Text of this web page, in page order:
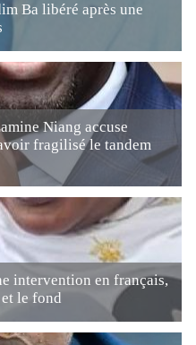
Ba libéré après une
Niang accuse
fragilisé le tandem
intervention en français,
le fond